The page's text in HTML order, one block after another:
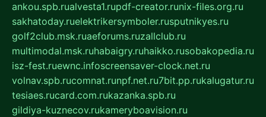
ankou.spb.rualvesta1.rupdf-creator.runix-files.org.ru
sakhatoday.ruelektrikersymboler.rusputnikyes.ru
golf2club.msk.ruaeforums.ruzallclub.ru
multimodal.msk.ruhabaigry.ruhaikko.rusobakopedia.ru
isz-fest.ruewnc.infoscreensaver-clock.net.ru
volnav.spb.rucomnat.runpf.net.ru7bit.pp.rukalugatur.ru
tesiaes.rucard.com.rukazanka.spb.ru
gildiya-kuznecov.rukameryboavision.ru